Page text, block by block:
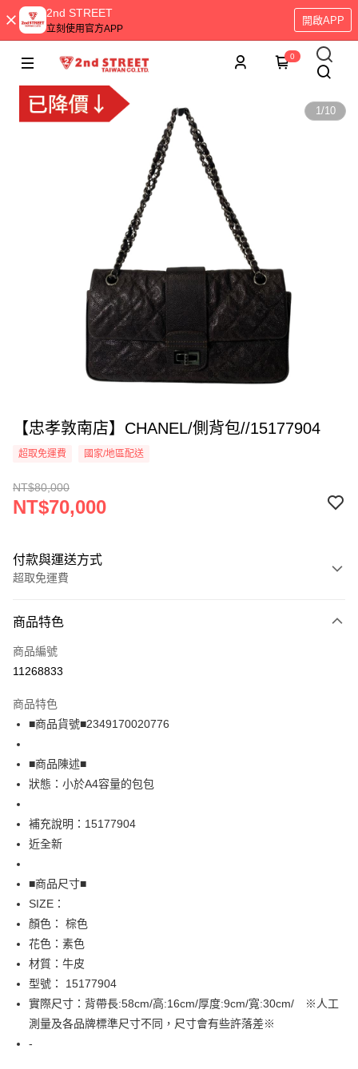
2nd STREET
立刻使用官方APP
開啟APP
0
1/10
【忠孝敦南店】CHANEL/側背包//15177904
超取免運費 國家/地區配送
NT$80,000
NT$70,000
付款與運送方式
超取免運費
信用卡一次付款
超商取貨付款
Apple Pay
街口支付
悠遊付
全盈+PAY
AFTEE先享後付
【關於「AFTEE先享後付」】
AFTEE先享後付是「在收到商品之後才付款」的支付方式。 讓您購物簡單
便利好安心！
１．簡單：不需註冊會員、不需綁卡、不需儲值。
３．安心：先確認商品／服務後，再付款。
【「AFTEE先享後付」結帳流程】
１．於結帳方式選擇「AFTEE先享後付」後，將跳轉至「AFTEE先享後付」
結帳頁面，進行簡訊認證並確認金額後，即可完成結帳。
２．訂單成立數日內，您將收到繳費通知簡訊。
ATM／網路銀行／等多元方式進行付款，方視為交易完成。
運送方式
全家取貨付款
免運費
免運費
7-11取貨付款
免運費
商品特色
商品編號
11268833
商品特色
■商品貨號■2349170020776
■商品陳述■
狀態：小於A4容量的包包
補充說明：15177904
近全新
■商品尺寸■
SIZE：
顏色： 棕色
花色：素色
材質：牛皮
型號： 15177904
實際尺寸：背帶長:58cm/高:16cm/厚度:9cm/寬:30cm/ ※人工
測量及各品牌標準尺寸不同，尺寸會有些許落差※
-